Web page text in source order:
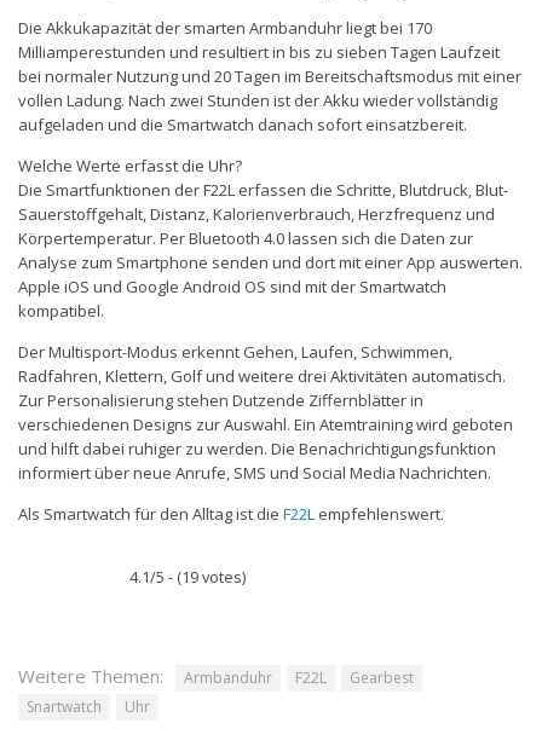
Die Akkukapazität der smarten Armbanduhr liegt bei 170
Milliamperestunden und resultiert in bis zu sieben Tagen Laufzeit
bei normaler Nutzung und 20 Tagen im Bereitschaftsmodus mit einer
vollen Ladung. Nach zwei Stunden ist der Akku wieder vollständig
aufgeladen und die Smartwatch danach sofort einsatzbereit.
Welche Werte erfasst die Uhr?
Die Smartfunktionen der F22L erfassen die Schritte, Blutdruck, Blut-
Sauerstoffgehalt, Distanz, Kalorienverbrauch, Herzfrequenz und
Körpertemperatur. Per Bluetooth 4.0 lassen sich die Daten zur
Analyse zum Smartphone senden und dort mit einer App auswerten.
Apple iOS und Google Android OS sind mit der Smartwatch
kompatibel.
Der Multisport-Modus erkennt Gehen, Laufen, Schwimmen,
Radfahren, Klettern, Golf und weitere drei Aktivitäten automatisch.
Zur Personalisierung stehen Dutzende Ziffernblätter in
verschiedenen Designs zur Auswahl. Ein Atemtraining wird geboten
und hilft dabei ruhiger zu werden. Die Benachrichtigungsfunktion
informiert über neue Anrufe, SMS und Social Media Nachrichten.
Als Smartwatch für den Alltag ist die F22L empfehlenswert.
4.1/5 - (19 votes)
Weitere Themen: Armbanduhr F22L
Gearbest
Snartwatch
Uhr